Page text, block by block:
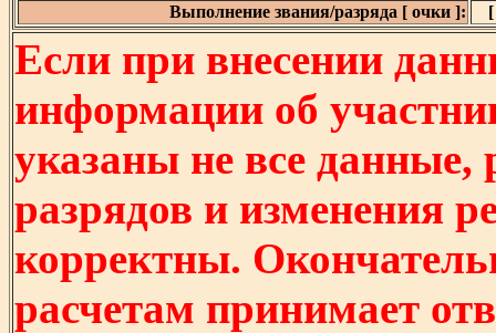
Выполнение звания/разряда [ очки ]:
Если при внесении
информации об
указаны не все
разрядов и изменения
корректны.
расчетам принимает